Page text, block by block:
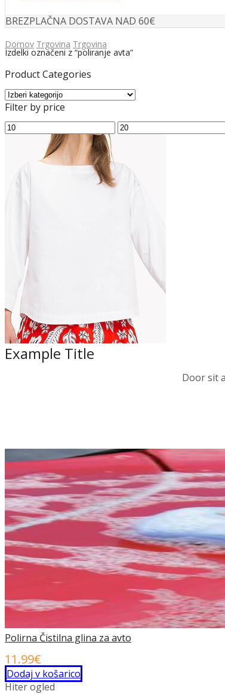
BREZPLAČNA DOSTAVA NAD 60€
Domov Trgovina Trgovina
Izdelki označeni z “poliranje avta”
Product Categories
Filter by price
Min
Max
Example Title
Door sit
Polirna Čistilna glina za avto
11.99€
Dodaj v košarico
Hiter ogled